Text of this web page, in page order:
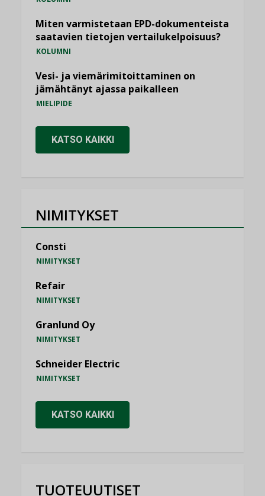
Miten varmistetaan EPD-dokumenteista
saatavien tietojen vertailukelpoisuus?
KOLUMNI
Vesi- ja viemärimitoittaminen on
jämähtänyt ajassa paikalleen
MIELIPIDE
KATSO KAIKKI
NIMITYKSET
Consti
NIMITYKSET
Refair
NIMITYKSET
Granlund Oy
NIMITYKSET
Schneider Electric
NIMITYKSET
KATSO KAIKKI
TUOTEUUTISET